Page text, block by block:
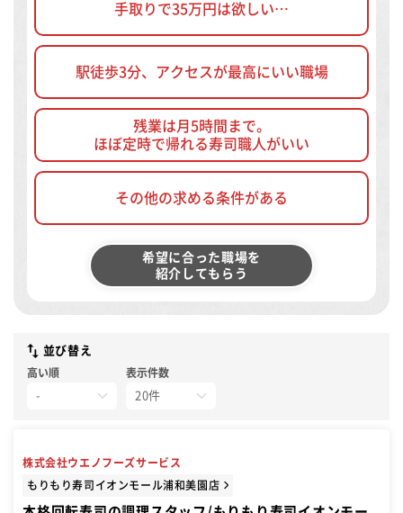
手取りで35万円は欲しい…
駅徒歩3分、アクセスが最高にいい職場
残業は月5時間まで。
ほぼ定時で帰れる寿司職人がいい
その他の求める条件がある
希望に合った職場を
紹介してもらう
並び替え
高い順 表示件数
株式会社ウエノフーズサービス
もりもり寿司イオンモール浦和美園店